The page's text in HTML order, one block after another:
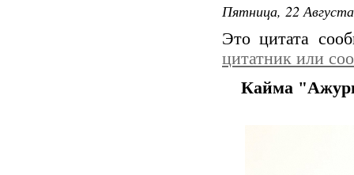
Пятница, 22
Это цитата
цитатник или
Кайма